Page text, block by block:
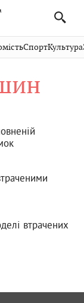
СловкоКультура
СпортКраєзнавство
СпортКультура
втрачених